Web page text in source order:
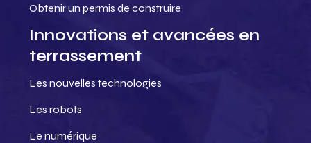
Obtenir un permis de construire
Innovations et avancées en
terrassement
Les nouvelles technologies
Les robots
Le numérique